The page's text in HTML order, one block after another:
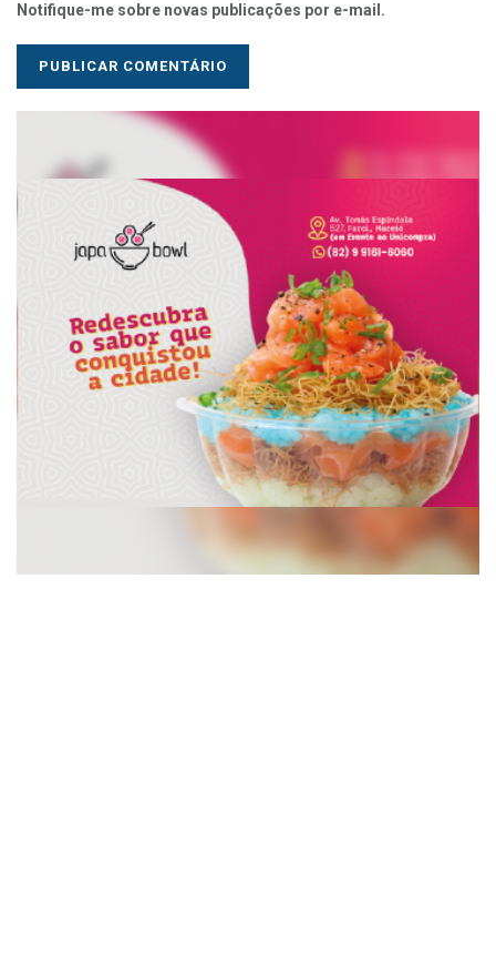
Notifique-me sobre novas publicações por e-mail.